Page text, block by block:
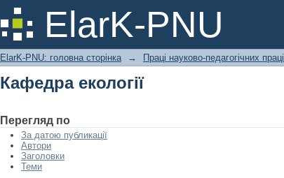
ElarK-PNU
Кафедра екології
ElarK-PNU: головна сторінка → Праці науково-педагогічних
Кафедра екології
Перегляд по
За датою публикації
Автори
Заголовки
Теми